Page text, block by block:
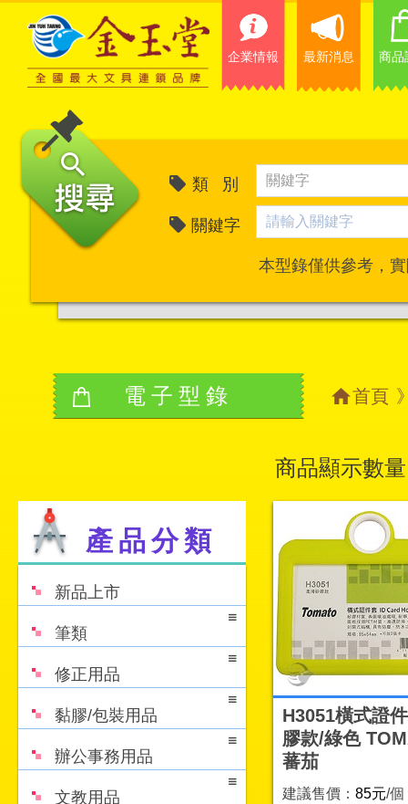
企業情報 最新消息 商品
類 別
關鍵字
本型錄僅供參考，
電子型錄 首頁
產品分類
新品上市
筆類
修正用品
黏膠/包裝用品
辦公事務用品
文教用品
商品顯示數量
H3051橫式證
膠款/綠色
蕃茄
建議售價： 85元/個